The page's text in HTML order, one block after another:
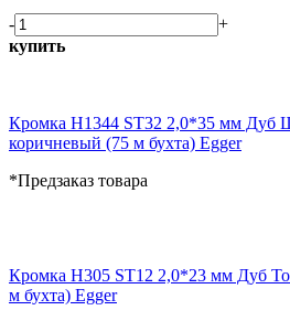
-
+
купить
Кромка H1344 ST32 2,0*35 мм Дуб
коричневый (75 м бухта) Egger
*Предзаказ товара
Кромка H305 ST12 2,0*23 мм Дуб
м бухта) Egger